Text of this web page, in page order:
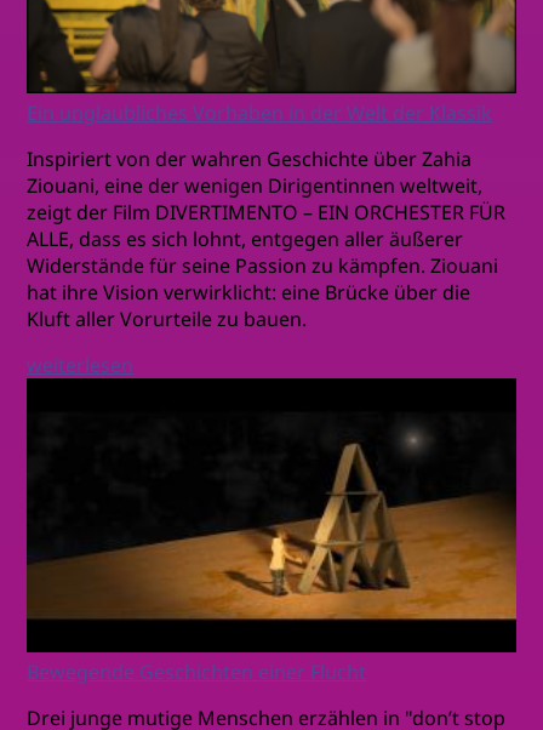
Ein unglaubliches Vorhaben in der Welt der Klassik
Inspiriert von der wahren Geschichte über Zahia
Ziouani, eine der wenigen Dirigentinnen weltweit,
zeigt der Film DIVERTIMENTO – EIN ORCHESTER FÜR
ALLE, dass es sich lohnt, entgegen aller äußerer
Widerstände für seine Passion zu kämpfen. Ziouani
hat ihre Vision verwirklicht: eine Brücke über die
Kluft aller Vorurteile zu bauen.
weiterlesen
Bewegende Geschichten einer Flucht
Drei junge mutige Menschen erzählen in "don’t stop